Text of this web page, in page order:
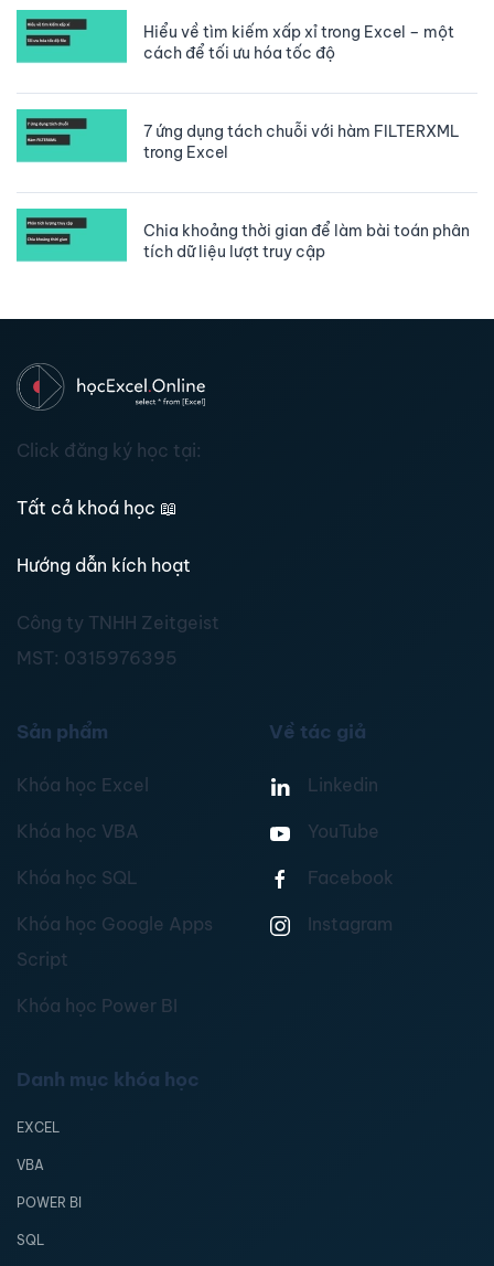
Hiểu về tìm kiếm xấp xỉ trong Excel – một
cách để tối ưu hóa tốc độ
7 ứng dụng tách chuỗi với hàm FILTERXML
trong Excel
Chia khoảng thời gian để làm bài toán phân
tích dữ liệu lượt truy cập
Click đăng ký học tại:
Tất cả khoá học 📖
Hướng dẫn kích hoạt
Công ty TNHH Zeitgeist
MST: 0315976395
Sản phẩm
Khóa học Excel
Khóa học VBA
Khóa học SQL
Khóa học Google Apps
Script
Khóa học Power BI
Về tác giả
Linkedin
YouTube
Facebook
Instagram
Danh mục khóa học
EXCEL
VBA
POWER BI
SQL